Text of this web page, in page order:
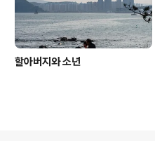
할아버지와 소년